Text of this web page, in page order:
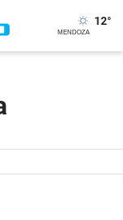
12°